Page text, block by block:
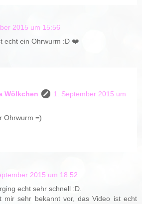
2015 um 15:56
echt ein Ohrwurm :D ❤️
Wölkchen
1. September 2015 um
Ohrwurm =)
2015 um 18:52
echt sehr schnell :D.
mir sehr bekannt vor, das Video ist echt